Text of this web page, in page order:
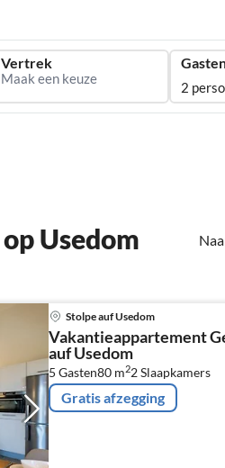
Vertrek
2
Usedom
Stolpe auf Usedom
Vakantieappartement
auf Usedom
5 Gasten80 m22Slaapkamers
Gratis afzegging